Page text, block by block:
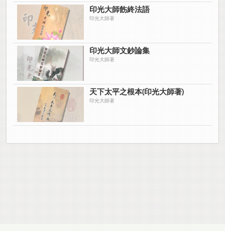
印光大師飭終法語
印光大師著
印光大師文鈔論集
印光大師著
天下太平之根本(印光大師著)
印光大師著